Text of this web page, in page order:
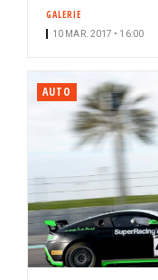
GALERIE
10 MAR. 2017 • 16:00
AUTO